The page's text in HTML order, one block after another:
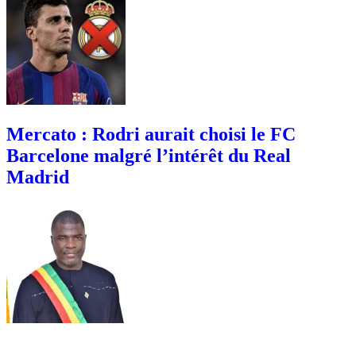
Mercato : Rodri aurait choisi le FC
Barcelone malgré l’intérêt du Real
Madrid